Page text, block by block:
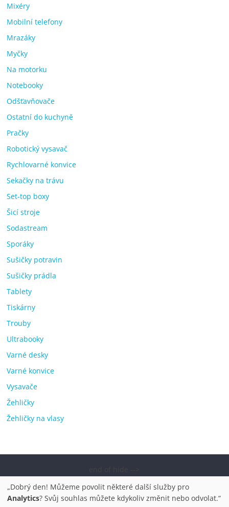
Mixéry
Mobilní telefony
Mrazáky
Myčky
Na motorku
Notebooky
Odšťavňovače
Ostatní do kuchyně
Pračky
Robotický vysavač
Rychlovarné konvice
Sekačky na trávu
Set-top boxy
Šicí stroje
Sodastream
Sporáky
Sušičky potravin
Sušičky prádla
Tablety
Tiskárny
Trouby
Ultrabooky
Varné desky
Varné konvice
Vysavače
Žehličky
Žehličky na vlasy
pračky, televize, notebooky, mobilní telefony, kávovary,
bazény. Všechna práva vyhrazena.
„Dobrý den! Můžeme povolit některé další služby pro
Analytics? Svůj souhlas můžete kdykoliv změnit nebo odvolat.“